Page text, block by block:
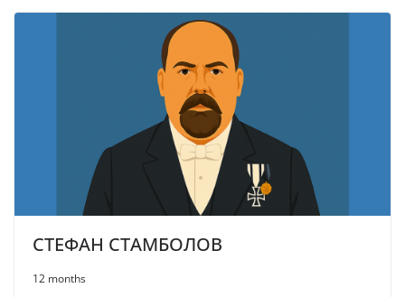
СТЕФАН СТАМБОЛОВ
12 months